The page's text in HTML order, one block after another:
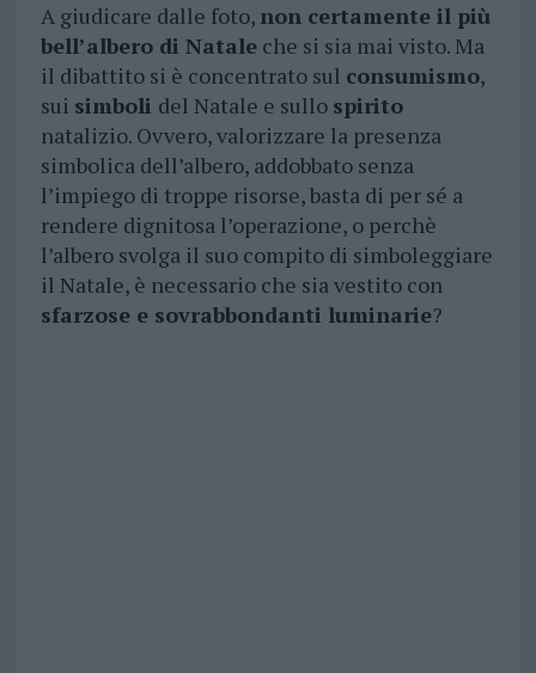
A giudicare dalle foto, non certamente il più
bell’albero di Nataleche si sia mai visto. Ma
il dibattito si è concentrato sul consumismo,
sui simboli del Natale e sullo spirito
natalizio. Ovvero, valorizzare la presenza
simbolica dell’albero, addobbato senza
l’impiego di troppe risorse, basta di per sé a
rendere dignitosa l’operazione, o perchè
l’albero svolga il suo compito di simboleggiare
il Natale, è necessario che sia vestito con
sfarzose e sovrabbondanti luminarie?